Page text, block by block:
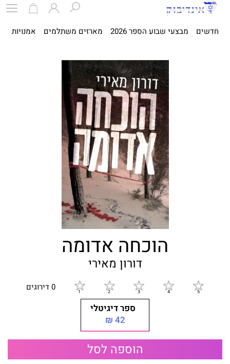
חדשים מבצעי שבוע הספר 2026 מארזים משתלמים אמנויות
הוכחה אדומה
דורון מאירי
0 דירוגים
ספר דיגיטלי
42 ₪
הוספה לסל